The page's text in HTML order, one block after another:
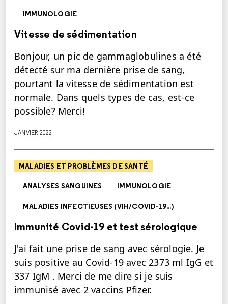
IMMUNOLOGIE
Vitesse de sédimentation
Bonjour, un pic de gammaglobulines a été
détecté sur ma dernière prise de sang,
pourtant la vitesse de sédimentation est
normale. Dans quels types de cas, est-ce
possible? Merci!
JANVIER 2022
MALADIES ET PROBLÈMES DE SANTÉ
ANALYSES SANGUINES IMMUNOLOGIE
MALADIES INFECTIEUSES (VIH/COVID-19...)
Immunité Covid-19 et test sérologique
J'ai fait une prise de sang avec sérologie. Je
suis positive au Covid-19 avec 2373 ml IgG et
337 IgM . Merci de me dire si je suis
immunisé avec 2 vaccins Pfizer.